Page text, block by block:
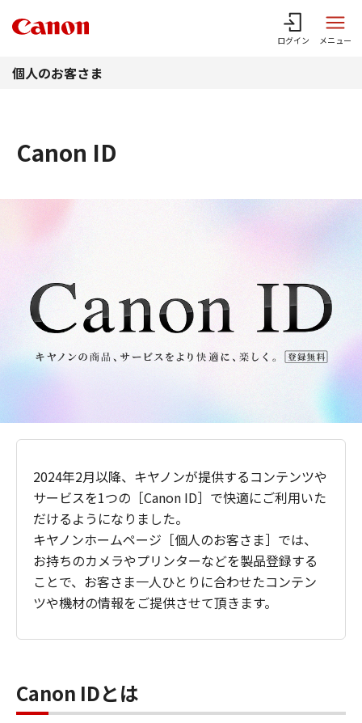
ログイン メニュー
個人のお客さま
Canon ID
2024年2月以降、キヤノンが提供するコンテンツや
サービスを1つの［Canon ID］で快適にご利用いた
だけるようになりました。
キヤノンホームページ［個人のお客さま］では、
お持ちのカメラやプリンターなどを製品登録する
ことで、お客さま一人ひとりに合わせたコンテン
ツや機材の情報をご提供させて頂きます。
Canon IDとは